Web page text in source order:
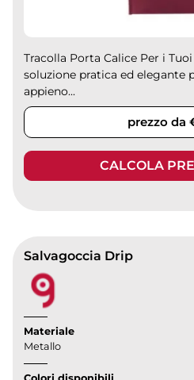
Tracolla Porta Calice Per i
soluzione pratica ed elegante
appieno...
prezzo da
CALCOLA
Salvagoccia Drip
Materiale
Metallo